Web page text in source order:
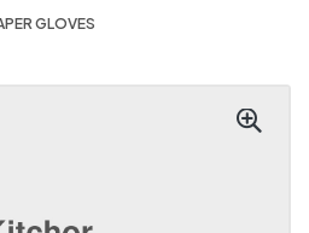
GLOVES